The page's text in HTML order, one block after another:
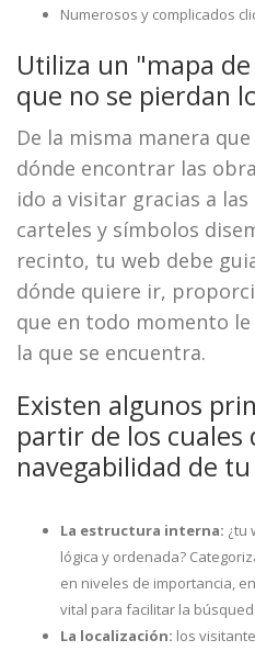
Numerosos y complicados
Utiliza un "mapa
que no se pierdan
De la misma manera
dónde encontrar las
ido a visitar gracias a
carteles y símbolos
recinto, tu web debe
dónde quiere ir,
que en todo momento
la que se encuentra.
Existen algunos
partir de los cuales
navegabilidad de
La estructura interna: ¿tu
lógica y ordenada?
en niveles de importancia,
vital para facilitar la
La localización: los